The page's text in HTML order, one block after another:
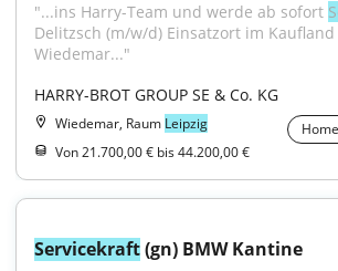
"...ins Harry-Team und werde ab sofort
Delitzsch (m/w/d) Einsatzort im
Wiedemar..."
HARRY-BROT GROUP SE & Co. KG
Wiedemar, Raum Leipzig
Von 21.700,00 € bis 44.200,00 €
Servicekraft (gn) BMW Kantine